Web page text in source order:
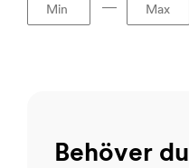
Min ― Max
Behöver